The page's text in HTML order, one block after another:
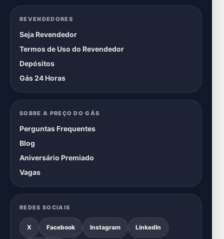
REVENDEDORES
Seja Revendedor
Termos de Uso do Revendedor
Depósitos
Gás 24 Horas
SOBRE A PREÇO DO GÁS
Perguntas Frequentes
Blog
Aniversário Premiado
Vagas
REDES SOCIAIS
X Facebook Instagram LinkedIn